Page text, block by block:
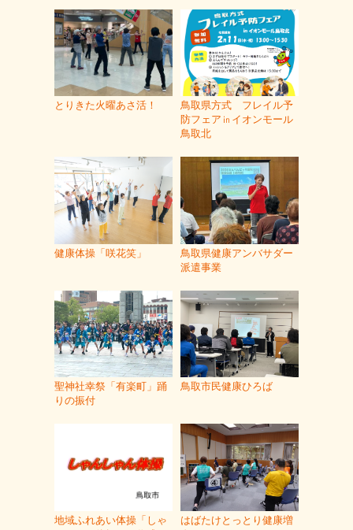
とりきた火曜あさ活！
鳥取県方式 フレイル予
防フェア㏌イオンモール
鳥取北
健康体操「咲花笑」
鳥取県健康アンバサダー
派遣事業
聖神社幸祭「有楽町」踊
りの振付
鳥取市民健康ひろば
地域ふれあい体操「しゃ
はばたけとっとり健康増